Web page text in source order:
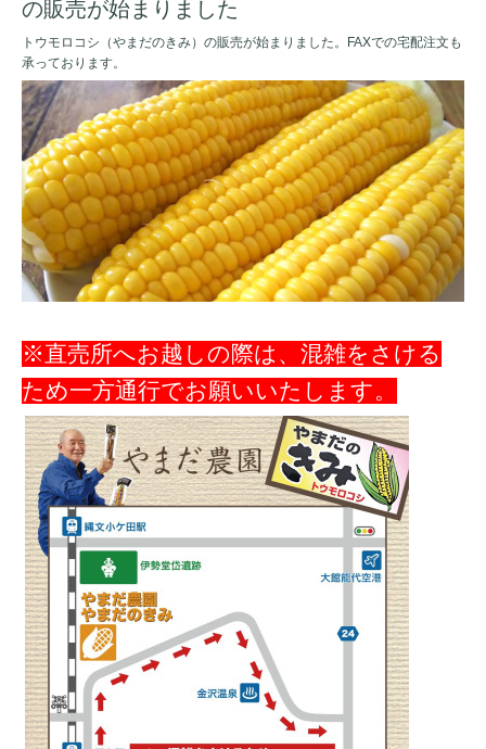
の販売が始まりました
トウモロコシ（やまだのきみ）の販売が始まりました。FAXでの宅配注文も
承っております。
※直売所へお越しの際は、混雑をさける
ため一方通行でお願いいたします。